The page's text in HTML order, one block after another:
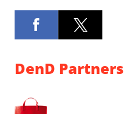
DenD Partners